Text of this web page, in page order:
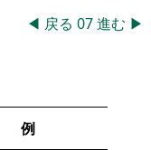
◀ 戻る 07進む ▶
例